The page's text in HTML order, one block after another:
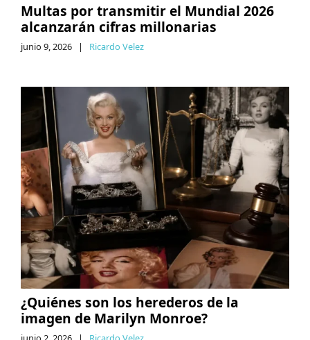
Multas por transmitir el Mundial 2026
alcanzarán cifras millonarias
junio 9, 2026 | Ricardo Velez
¿Quiénes son los herederos de la
imagen de Marilyn Monroe?